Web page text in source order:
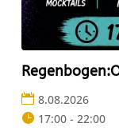
8.08.2026
17:00 - 22:00